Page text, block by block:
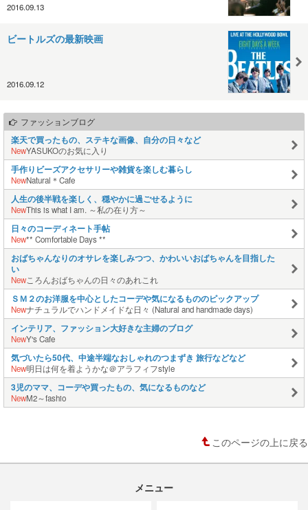
2016.09.13
ビートルズの最新映画
2016.09.12
ファッションブログ
楽天で買ったもの、ステキな画像、自分の日々など
NewYASUKOのお気に入り
手作りビーズアクセサリーや雑貨を楽しむ暮らし
NewNatural＊Cafe
人生の後半戦を楽しく、穏やかに過ごせるように
NewThis is what I am. ～私の在り方～
日々のコーディネート手帖
New** Comfortable Days **
おばちゃんなりのオサレを楽しみつつ、かわいいおばちゃんを目指した
い
Newころんおばちゃんの日々のあれこれ
ＳＭ２のお洋服を中心としたコーデや気になるもののピックアップ
Newナチュラルでハンドメイドな日々 (Natural and handmade days)
インテリア、ファッション大好きな主婦のブログ
NewY's Cafe
気づいたら50代、中途半端なおしゃれのつまずき 旅行などなど
New明日は何を着ようかな＠アラフィフstyle
3児のママ、コーデや買ったもの、気になるものなど
NewM2～fashio
このページの上に戻る
メニュー